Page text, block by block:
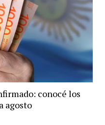
conocé los
agosto